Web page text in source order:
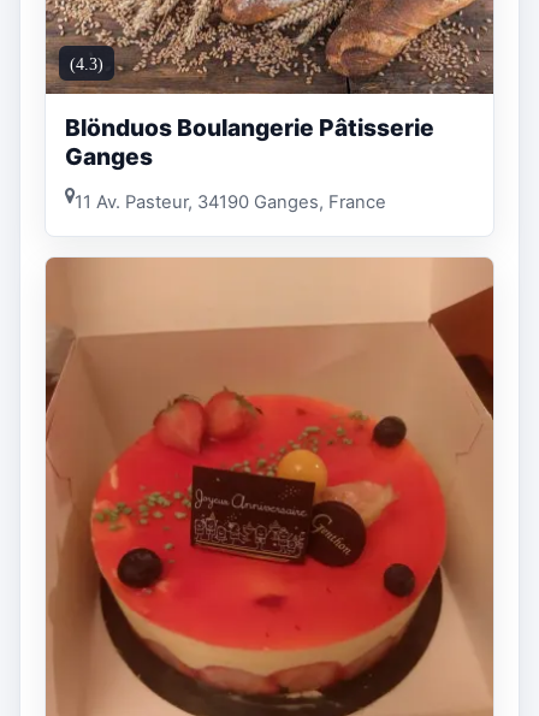
(4.3)
Blönduos Boulangerie Pâtisserie
Ganges
11 Av. Pasteur, 34190 Ganges, France